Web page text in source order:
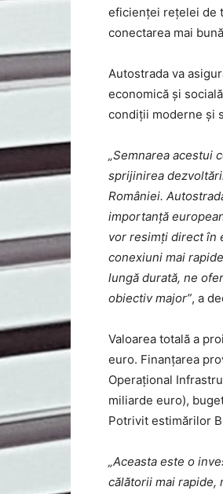
eficienței rețelei de
conectarea mai
Autostrada va
economică și
condiții moderne și
„Semnarea acestui
sprijinirea
României.
importanță
vor resimți direct în
conexiuni mai
lungă durată, ne
obiectiv major”, a
Valoarea totală a
euro. Finanțarea
Operațional
miliarde euro),
Potrivit estimărilor
„Aceasta este o
călătorii mai rapide,